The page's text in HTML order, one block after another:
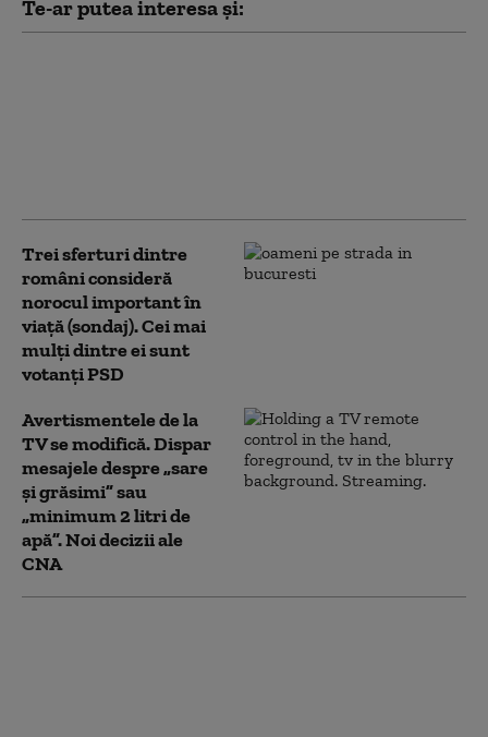
Te-ar putea interesa și:
Trei sferturi dintre
români consideră
norocul important în
viață (sondaj). Cei mai
mulți dintre ei sunt
votanți PSD
Avertismentele de la
TV se modifică. Dispar
mesajele despre „sare
şi grăsimi” sau
„minimum 2 litri de
apă”. Noi decizii ale
CNA